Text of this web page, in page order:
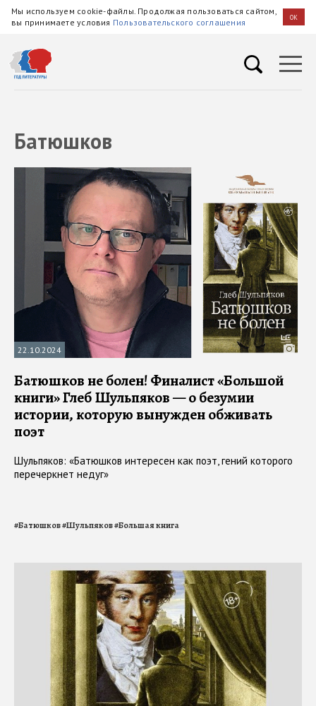
Мы используем cookie-файлы. Продолжая пользоваться сайтом,
вы принимаете условия Пользовательского соглашения OK
Батюшков
22.10.2024
Батюшков не болен! Финалист «Большой
книги» Глеб Шульпяков — о безумии
истории, которую вынужден обживать
поэт
Шульпяков: «Батюшков интересен как поэт, гений которого
перечеркнет недуг»
#Батюшков#Шульпяков#Большая книга